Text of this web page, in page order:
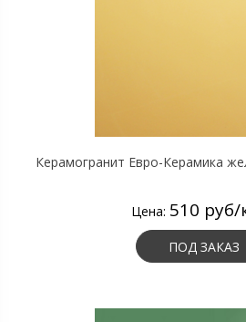
Керамогранит Евро-Керамика
Цена: 510 руб/
ПОД ЗАКАЗ